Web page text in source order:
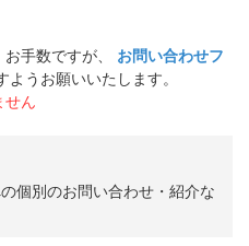
手数ですが、
お問い合わせフ
うお願いいたします。
せん
個別のお問い合わせ・紹介な